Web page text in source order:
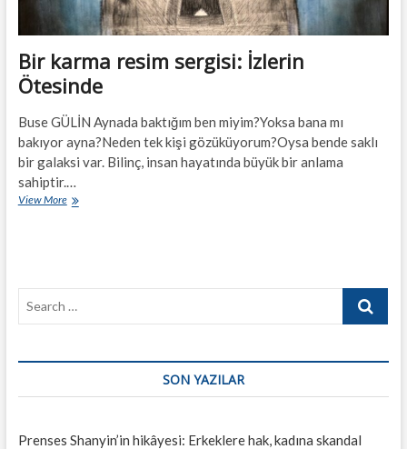
Bir karma resim sergisi: İzlerin
Ötesinde
Buse GÜLİN Aynada baktığım ben miyim?Yoksa bana mı
bakıyor ayna?Neden tek kişi gözüküyorum?Oysa bende saklı
bir galaksi var. Bilinç, insan hayatında büyük bir anlama
sahiptir.…
View MoreBir
Search
SON YAZILAR
Prenses Shanyin’in hikâyesi: Erkeklere hak, kadına skandal